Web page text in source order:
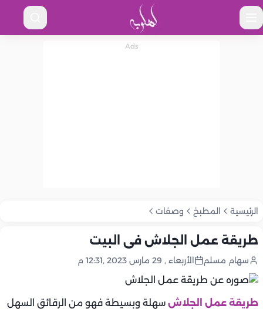
الرئيسية المطبخ وصفات
طريقة عمل الجلاش فى البيت
سهام مسلم الأربعاء , 29 مارس 2023 ,12:31 م
طريقة عمل الجلاش سهلة وبسيطة فهو من الرقائق السهل